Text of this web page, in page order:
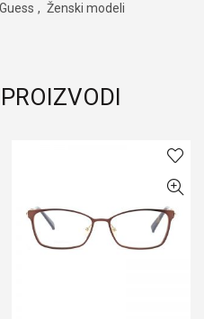
Guess , Ženski modeli